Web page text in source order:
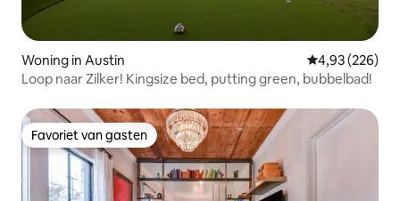
Woning in Austin Gemiddelde
4,93 (226)
Loop naar Zilker! Kingsize bed, putting green, bubbelbad!
Favoriet van gasten
Favoriet van gasten